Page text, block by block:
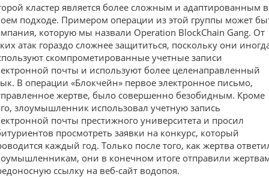
кластер является более сложным и адаптированным в
подходе. Примером операции из этой группы может
которую мы назвали Operation BlockChain Gang. От
атак гораздо сложнее защититься, поскольку они
скомпрометированные учетные записи
почты и используют более целенаправленный
В операции «Блокчейн» первое электронное письмо,
жертве, было совершенно безобидным. Кроме
злоумышленник использовал учетную запись
почты престижного университета и просил
просмотреть заявки на конкурс, который
каждый год. Только после того, как жертва
они в конечном итоге отправили
ссылку на веб-сайт водопоя.